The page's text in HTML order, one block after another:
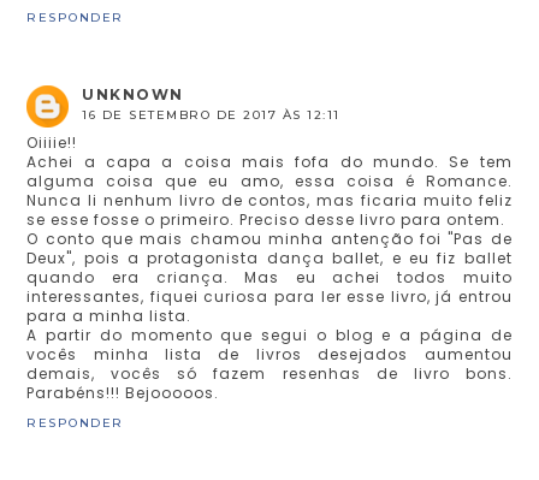
RESPONDER
UNKNOWN
16 DE SETEMBRO DE 2017 ÀS 12:11
Oiiiie!!
Achei a capa a coisa mais fofa do mundo. Se tem
alguma coisa que eu amo, essa coisa é Romance.
Nunca li nenhum livro de contos, mas ficaria muito feliz
se esse fosse o primeiro. Preciso desse livro para ontem.
O conto que mais chamou minha antenção foi "Pas de
Deux", pois a protagonista dança ballet, e eu fiz ballet
quando era criança. Mas eu achei todos muito
interessantes, fiquei curiosa para ler esse livro, já entrou
para a minha lista.
A partir do momento que segui o blog e a página de
vocês minha lista de livros desejados aumentou
demais, vocês só fazem resenhas de livro bons.
Parabéns!!! Bejooooos.
RESPONDER